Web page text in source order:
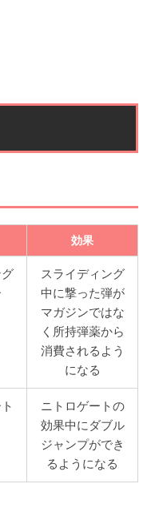
効果
スライディング
中に撃った弾が
マガジンではな
く所持弾薬から
消費されるよう
になる
ニトロゲートの
効果中にダブル
ジャンプができ
るようになる